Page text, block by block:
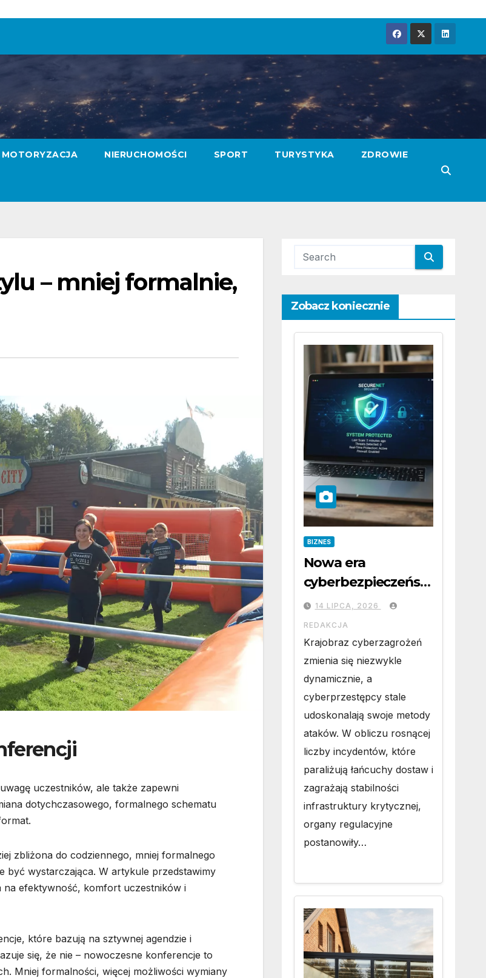
MOTORYZACJA NIERUCHOMOŚCI SPORT TURYSTYKA ZDROWIE
– mniej formalnie,
uczestników, ale także zapewni
dotychczasowego, formalnego schematu
zbliżona do codziennego, mniej formalnego
być wystarczająca. W artykule przedstawimy
na efektywność, komfort uczestników i
które bazują na sztywnej agendzie i
się, że nie – nowoczesne konferencje to
Mniej formalności, więcej możliwości wymiany
Zobacz koniecznie
BIZNES
Nowa era
cyberbezpieczeńst
wa. jak
przygotować firmę
na wyzwania
prawne i
technologiczne?
14 LIPCA, 2026
REDAKCJA
Krajobraz cyberzagrożeń
zmienia się niezwykle
dynamicznie, a
cyberprzestępcy stale
udoskonalają swoje metody
ataków. W obliczu rosnącej
liczby incydentów, które
paraliżują łańcuchy dostaw i
zagrażają stabilności
infrastruktury krytycznej,
organy regulacyjne
postanowiły…